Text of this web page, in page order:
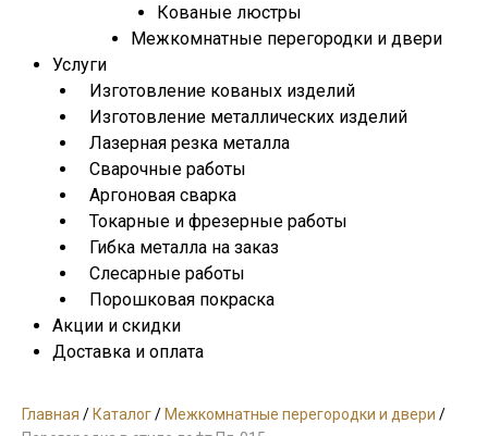
Кованые люстры
Межкомнатные перегородки и двери
Услуги
Изготовление кованых изделий
Изготовление металлических изделий
Лазерная резка металла
Сварочные работы
Аргоновая сварка
Токарные и фрезерные работы
Гибка металла на заказ
Слесарные работы
Порошковая покраска
Акции и скидки
Доставка и оплата
Главная /Каталог/Межкомнатные перегородки и двери /